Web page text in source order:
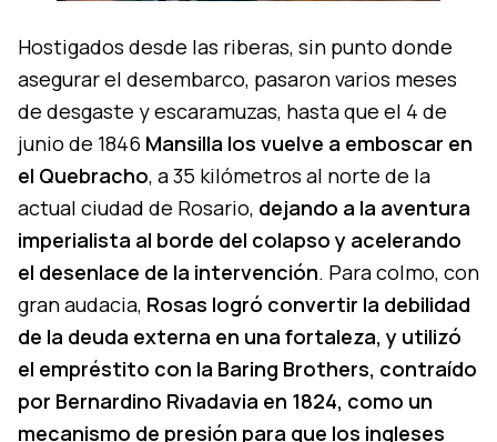
Hostigados desde las riberas, sin punto donde
asegurar el desembarco, pasaron varios meses
de desgaste y escaramuzas, hasta que el 4 de
junio de 1846 Mansilla los vuelve a emboscar en
el Quebracho, a 35 kilómetros al norte de la
actual ciudad de Rosario, dejando a la aventura
imperialista al borde del colapso y acelerando
el desenlace de la intervención. Para colmo, con
gran audacia, Rosas logró convertir la debilidad
de la deuda externa en una fortaleza, y utilizó
el empréstito con la Baring Brothers, contraído
por Bernardino Rivadavia en 1824, como un
mecanismo de presión para que los ingleses